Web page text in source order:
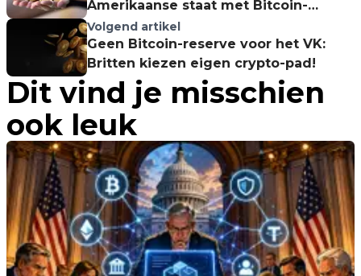
Amerikaanse staat met Bitcoin-
reserve!
Volgend artikel
Geen Bitcoin-reserve voor het VK:
Britten kiezen eigen crypto-pad!
Dit vind je misschien
ook leuk